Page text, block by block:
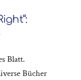
Blatt.
Bücher